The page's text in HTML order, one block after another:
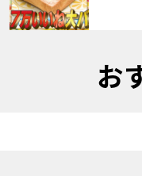
お